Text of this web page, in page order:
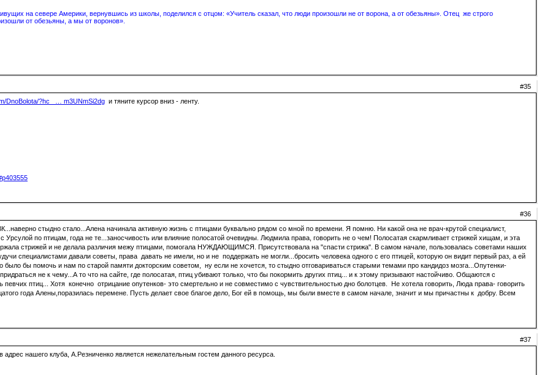
на севере Америки, вернувшись из школы, поделился с отцом: «Учитель сказал, что люди произошли не от ворона, а от обезьяны». Отец же строго
от обезьяны, а мы от воронов».
#35
DnoBolota/?hc_ … m3UNmSi2dg и тяните курсор вниз - ленту.
#36
стыдно стало...Алена начинала активную жизнь с птицами буквально рядом со мной по времени. Я помню. Ни какой она не врач-крутой специалист,
Урсулой по птицам, года не те...заносчивость или влияние полосатой очевидны. Людмила права, говорить не о чем! Полосатая скармливает стрижей хищам, и эта
стрижей и не делала различия межу птицами, помогала НУЖДАЮЩИМСЯ. Присутствовала на "спасти стрижа". В самом начале, пользовалась советами наших
специалистами давали советы, права давать не имели, но и не поддержать не могли...бросить человека одного с его птицей, которую он видит первый раз, а ей
бы помочь и нам по старой памяти докторским советом, ну если не хочется, то стыдно отговариваться старыми темами про кандидоз мозга...Опутенки-
не к чему...А то что на сайте, где полосатая, птиц убивают только, что бы покормить других птиц... и к этому призывают настойчиво. Общаются с
певчих птиц... Хотя конечно отрицание опутенков- это смертельно и не совместимо с чувствительностью дно болотцев. Не хотела говорить, Люда права- говорить
года Алены,поразилась перемене. Пусть делает свое благое дело, Бог ей в помощь, мы были вместе в самом начале, значит и мы причастны к добру. Всем
#37
адрес нашего клуба, А.Резниченко является нежелательным гостем данного ресурса.